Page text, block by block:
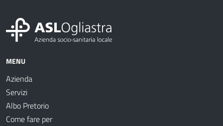
MENU
Azienda
Servizi
Albo Pretorio
Come fare per